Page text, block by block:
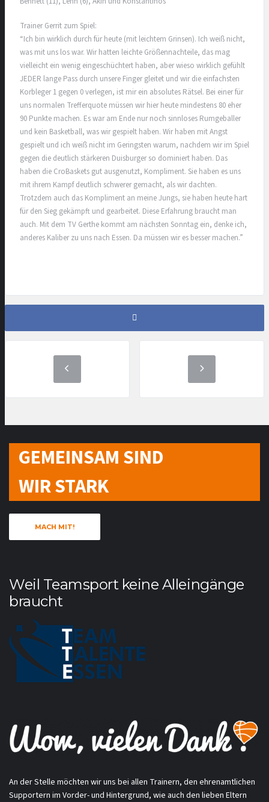
Trainer Gerrit zum Spiel:
“Ich bin wirklich durch für heute (mit leichtem Grinsen). Ich weiß nicht,
was mit uns los war. Wir hatten leichte Größennachteile, das mag
vielleicht ein wenig eingeschüchtert haben, aber wieso wirklich gefühlt
JEDER lange Pass durch unsere Finger gleitet und wir die einfachsten
Korbleger 1 gegen 0 verlegen, ist mir ein absolutes Rätsel. Bei einer für
uns normalen Trefferquote müssen wir hier heute mindestens 80 eher
90 Punkte machen. Es war am Ende nur noch sinnloses Rumgeballer
und kein Basketball, was wir gespielt haben. Wir haben mit Angst
gespielt und ich weiß nicht im Geringsten warum, nachdem wir im Spiel
gegen die deutlich stärkeren Duisburger so dominiert haben. Das
haben die CroBaskets gut ausgenutzt, Kompliment. Sie haben es uns
mit ihrem Kampf deutlich schwerer gemacht, als wir dachten.
Trotzdem auch das Kompliment an meine Jungs, sie haben heute hart
für den Sieg gekämpft und gearbeitet. Diese Erfahrung braucht man
auch. Mit dem TV Gerthe kommt am nächsten Sonntag ein, denke ich,
anderes Kaliber zu uns nach Essen. Da müssen wir es besser machen.”
GEMEINSAM SIND
WIR STARK
MACH MIT!
Weil Teamsport keine Alleingänge
braucht
An der Stelle möchten wir uns bei allen Trainern, den ehrenamtlichen
Supportern im Vorder- und Hintergrund, wie auch den lieben Eltern